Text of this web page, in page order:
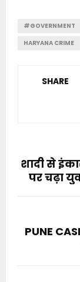
#GOVERNMENT
HARYANA CRIME
SHARE
शादी से
पर चढ़ा
PUNE